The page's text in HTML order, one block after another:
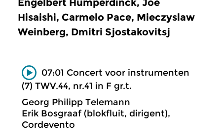
Engelbert Humperdinck, Joe
Hisaishi, Carmelo Pace, Mieczyslaw
Weinberg, Dmitri Sjostakovitsj
07:01 Concert voor instrumenten
(7) TWV.44, nr.41 in F gr.t.
Georg Philipp Telemann
Erik Bosgraaf (blokfluit, dirigent),
Cordevento